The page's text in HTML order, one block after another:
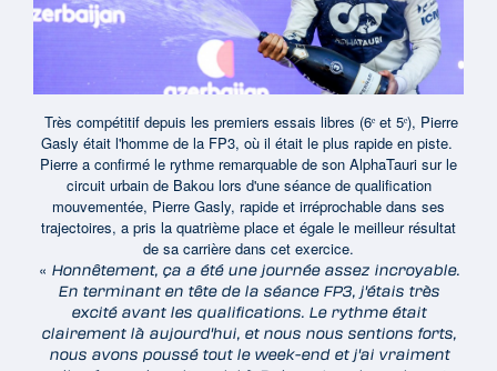
Très compétitif depuis les premiers essais libres (6ᵉ et 5ᵉ), Pierre
Gasly était l'homme de la FP3, où il était le plus rapide en piste.
Pierre a confirmé le rythme remarquable de son AlphaTauri sur le
circuit urbain de Bakou lors d'une séance de qualification
mouvementée, Pierre Gasly, rapide et irréprochable dans ses
trajectoires, a pris la quatrième place et égale le meilleur résultat
de sa carrière dans cet exercice.
« Honnêtement, ça a été une journée assez incroyable.
En terminant en tête de la séance FP3, j'étais très
excité avant les qualifications. Le rythme était
clairement là aujourd'hui, et nous nous sentions forts,
nous avons poussé tout le week-end et j'ai vraiment